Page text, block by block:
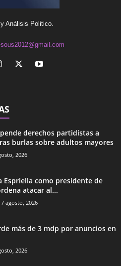
Análisis Politico.
derechos partidistas a
burlas sobre adultos mayores
2026
Espriella como presidente de
atacar al...
7 agosto, 2026
más de 3 mdp por anuncios en
2026